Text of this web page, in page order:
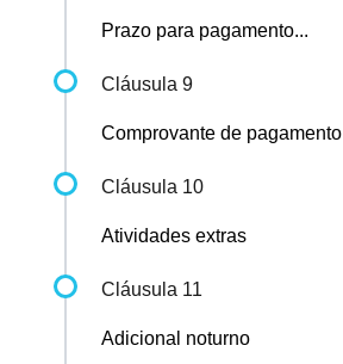
Prazo para pagamento...
Cláusula 9
Comprovante de pagamento
Cláusula 10
Atividades extras
Cláusula 11
Adicional noturno